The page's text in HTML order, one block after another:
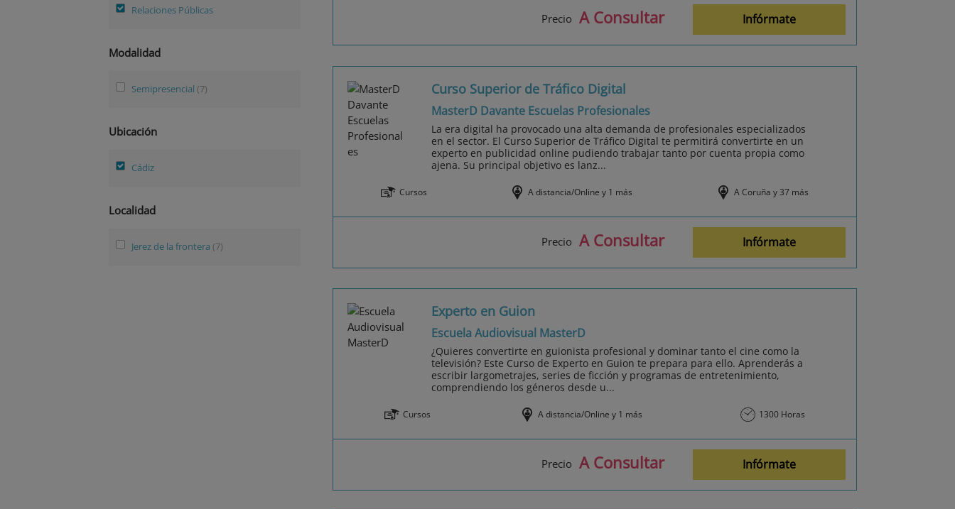
Relaciones Públicas
Modalidad
Semipresencial (7)
Ubicación
Cádiz
Localidad
Jerez de la frontera (7)
Precio A Consultar Infórmate
Curso Superior de Tráfico Digital
MasterD Davante Escuelas Profesionales
La era digital ha provocado una alta demanda de profesionales especializados
en el sector. El Curso Superior de Tráfico Digital te permitirá convertirte en un
experto en publicidad online pudiendo trabajar tanto por cuenta propia como
ajena. Su principal objetivo es lanz...
Cursos A distancia/Online y 1 más A Coruña y 37 más
Precio A Consultar Infórmate
Experto en Guion
Escuela Audiovisual MasterD
¿Quieres convertirte en guionista profesional y dominar tanto el cine como la
televisión? Este Curso de Experto en Guion te prepara para ello. Aprenderás a
escribir largometrajes, series de ficción y programas de entretenimiento,
comprendiendo los géneros desde u...
Cursos A distancia/Online y 1 más 1300 Horas
Precio A Consultar Infórmate